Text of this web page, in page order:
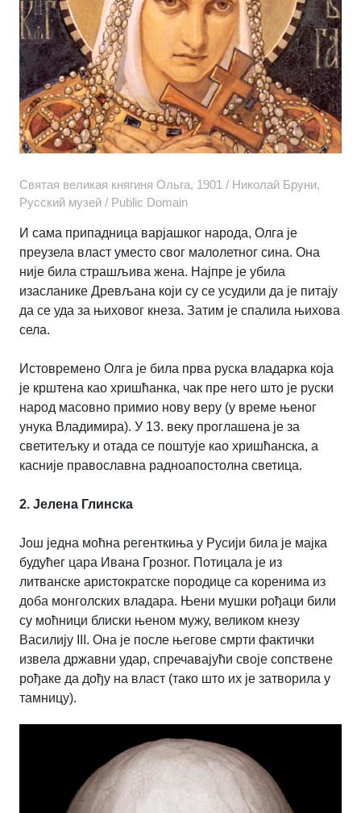
Святая великая княгиня Ольга, 1901 / Николай Бруни,
Русский музей / Public Domain
И сама припадница варјашког народа, Олга је
преузела власт уместо свог малолетног сина. Она
није била страшљива жена. Најпре је убила
изасланике Древљана који су се усудили да је питају
да се уда за њиховог кнеза. Затим је спалила њихова
села.
Истовремено Олга је била прва руска владарка која
је крштена као хришћанка, чак пре него што је руски
народ масовно примио нову веру (у време њеног
унука Владимира). У 13. веку проглашена је за
светитељку и отада се поштује као хришћанска, а
касније православна радноапостолна светица.
2. Јелена Глинска
Још једна моћна регенткиња у Русији била је мајка
будућег цара Ивана Грозног. Потицала је из
литванске аристократске породице са коренима из
доба монголских владара. Њени мушки рођаци били
су моћници блиски њеном мужу, великом кнезу
Василију
. Она је после његове смрти фактички
извела државни удар, спречавајући своје сопствене
рођаке да дођу на власт (тако што их је затворила у
тамницу).